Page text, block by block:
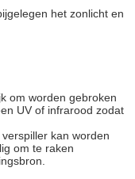
het zonlicht en
om worden gebroken
UV of infrarood zodat
kan worden
om te raken